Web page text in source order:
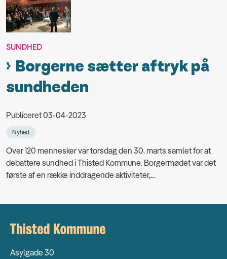
SUNDHED
Borgerne sætter aftryk på
sundheden
Publiceret 03-04-2023
Nyhed
Over 120 mennesker var torsdag den 30. marts samlet for at
debattere sundhed i Thisted Kommune. Borgermødet var det
første af en række inddragende aktiviteter,...
Asylgade 30